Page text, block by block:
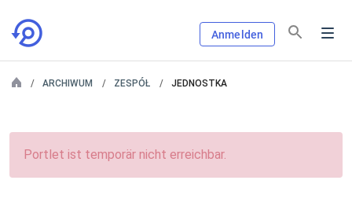
Anmelden
ARCHIWUM ZESPÓŁ JEDNOSTKA
Portlet ist temporär nicht erreichbar.